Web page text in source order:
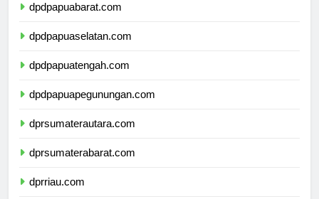
dpdpapuabarat.com
dpdpapuaselatan.com
dpdpapuatengah.com
dpdpapuapegunungan.com
dprsumaterautara.com
dprsumaterabarat.com
dprriau.com